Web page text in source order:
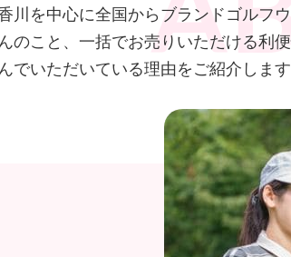
川を中心に全国からブランドゴルフ
のこと、一括でお売りいただける利
でいただいている理由をご紹介します